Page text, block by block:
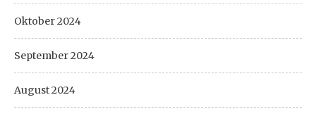
Oktober 2024
September 2024
August 2024